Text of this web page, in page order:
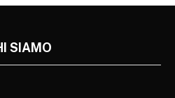
SIAMO